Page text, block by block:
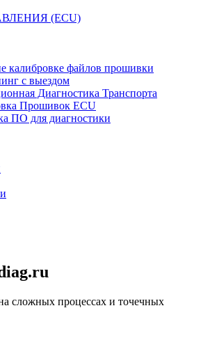
(ECU)
калибровке файлов прошивки
с выездом
Диагностика Транспорта
Прошивок ECU
ПО для диагностики
сложных процессах и точечных